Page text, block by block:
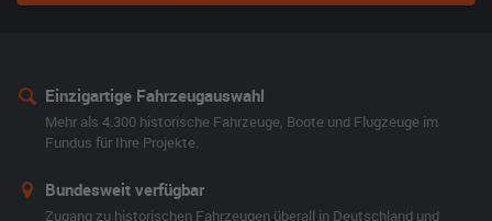
Einzigartige Fahrzeugauswahl
Mehr als 4.300 historische Fahrzeuge, Boote und Flugzeuge im
Fundus für Ihre Projekte.
Bundesweit verfügbar
Zugang zu historischen Fahrzeugen überall in Deutschland und